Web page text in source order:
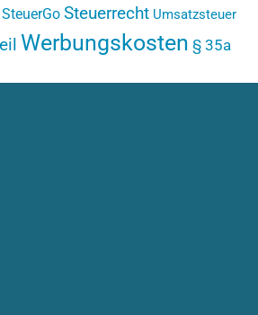
SteuerGo Steuerrecht Umsatzsteuer
Werbungskosten § 35a